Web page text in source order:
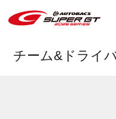
チーム&ドライ